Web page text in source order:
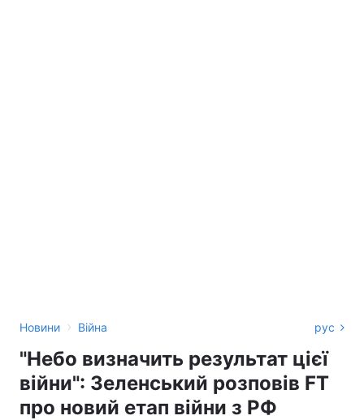
Новини › Війна рус
"Небо визначить результат цієї
війни": Зеленський розповів FT
про новий етап війни з РФ